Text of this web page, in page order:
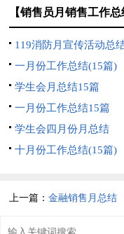
【销售员月销售工作
119消防月宣传活动总
一月份工作总结(15篇)
学生会月总结15篇
一月份工作总结15篇
学生会四月份月总结
十月份工作总结(15篇)
上一篇：金融销售月总结